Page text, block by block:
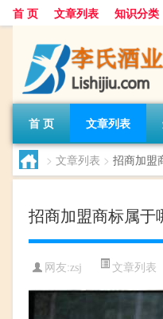
首 页 文章列表 知识分类
首 页 文章列表
> 文章列表 > 招商加盟
招商加盟商标属于
网友:zsj 文章列表